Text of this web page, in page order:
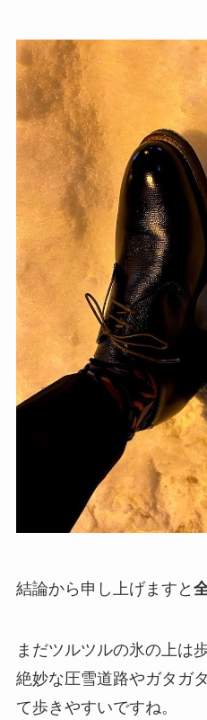
結論から申し上げますと
まだツルツルの氷の上は
絶妙な圧雪道路やガタガ
て歩きやすいですね。